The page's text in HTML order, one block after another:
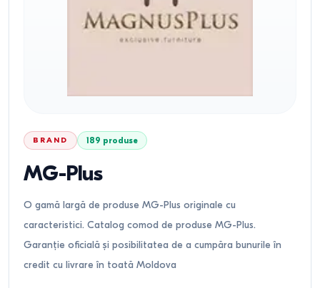
BRAND 189 produse
MG-Plus
O gamă largă de produse MG-Plus originale cu
caracteristici. Catalog comod de produse MG-Plus.
Garanție oficială și posibilitatea de a cumpăra bunurile în
credit cu livrare în toată Moldova